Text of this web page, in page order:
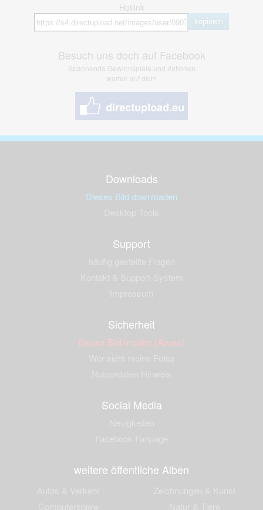
Hotlink
kopieren
Besuch uns doch auf Facebook
Spannende Gewinnspiele und Aktionen
warten auf dich!
Downloads
Dieses Bild downloaden
Support
Sicherheit
Dieses Bild melden (Abuse)
Social Media
weitere öffentliche Alben